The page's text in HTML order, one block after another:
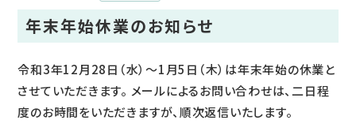
年末年始休業のお知らせ
令和3年12月28日（水）～1月5日（木）は年末年始の休業と
させていただきます。 メールによるお問い合わせは、二日程
度のお時間をいただきますが、順次返信いたします。